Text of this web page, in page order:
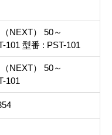
NEXT） 50～
101 型番 : PST-101
NEXT） 50～
101